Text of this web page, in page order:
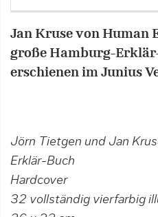
Jan Kruse von Human
große Hamburg-
erschienen im Junius
Jörn Tietgen und Jan
Erklär-Buch
Hardcover
32 vollständig vierfarbig